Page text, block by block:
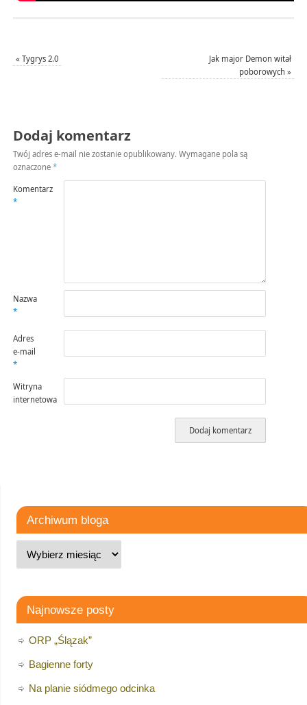
« Tygrys 2.0
Jak major Demon witał
poborowych»
Dodaj komentarz
Twój adres e-mail nie zostanie opublikowany. Wymagane pola są
oznaczone *
Komentarz
*
Nazwa
*
Adres
e-mail
*
Witryna
internetowa
Archiwum bloga
Najnowsze posty
ORP „Ślązak”
Bagienne forty
Na planie siódmego odcinka